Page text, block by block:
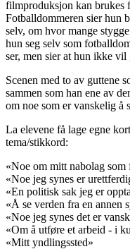
filmproduksjon kan brukes
Fotballdommeren sier hun
selv, om hvor mange
hun seg selv som
ser, men sier at hun ikke vil
Scenen med to av guttene
sammen som han ene av
om noe som er vanskelig å
La elevene få lage egne
tema/stikkord:
«Noe om mitt nabolag som
«Noe jeg synes er
«En politisk sak jeg er
«Å se verden fra en annen
«Noe jeg synes det er
«Om å utføre et arbeid - i
«Mitt yndlingssted»